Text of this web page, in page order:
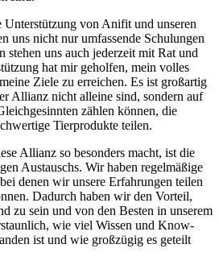
Unterstützung von Anifit ⁣und‌ unseren
uns nicht ‌nur umfassende Schulungen
stehen uns auch jederzeit mit Rat und
hat mir geholfen, mein volles
Ziele zu erreichen. Es ist großartig
Allianz nicht alleine sind, sondern auf​
‍zählen⁣ können, die‌
Tierprodukte teilen.
Allianz so besonders macht, ⁣ist die
Austauschs. Wir haben regelmäßige
denen ‌wir unsere Erfahrungen teilen
Dadurch haben wir ‍den Vorteil,
zu sein und von den Besten in unserem
wie viel Wissen und Know-
ist und wie großzügig es⁣ geteilt